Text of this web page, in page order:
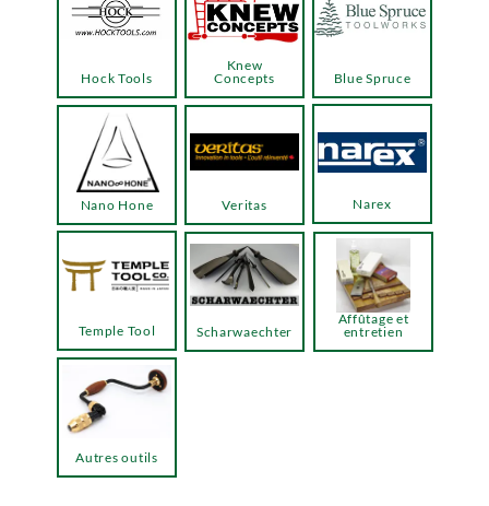
Hock Tools
Knew
Concepts
Temple Tool
Blue Spruce
Narex
Veritas
Nano Hone
Autres outils
Scharwaechter
Affûtage et
entretien